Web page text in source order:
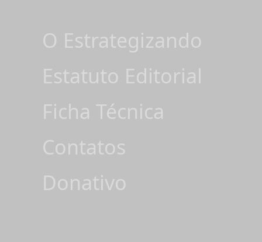
O Estrategizando
Estatuto Editorial
Ficha Técnica
Contatos
Donativo